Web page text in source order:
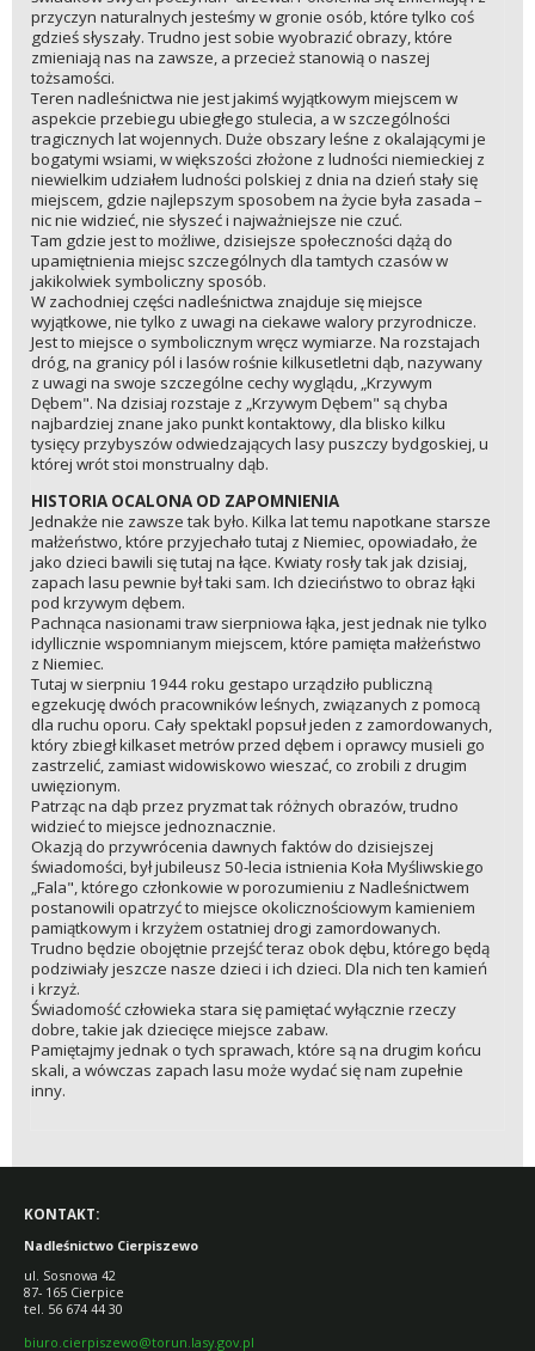
przyczyn naturalnych jesteśmy w gronie osób, które tylko coś
gdzieś słyszały. Trudno jest sobie wyobrazić obrazy, które
zmieniają nas na zawsze, a przecież stanowią o naszej
tożsamości.
Teren nadleśnictwa nie jest jakimś wyjątkowym miejscem w
aspekcie przebiegu ubiegłego stulecia, a w szczególności
tragicznych lat wojennych. Duże obszary leśne z okalającymi je
bogatymi wsiami, w większości złożone z ludności niemieckiej z
niewielkim udziałem ludności polskiej z dnia na dzień stały się
miejscem, gdzie najlepszym sposobem na życie była zasada –
nic nie widzieć, nie słyszeć i najważniejsze nie czuć.
Tam gdzie jest to możliwe, dzisiejsze społeczności dążą do
upamiętnienia miejsc szczególnych dla tamtych czasów w
jakikolwiek symboliczny sposób.
W zachodniej części nadleśnictwa znajduje się miejsce
wyjątkowe, nie tylko z uwagi na ciekawe walory przyrodnicze.
Jest to miejsce o symbolicznym wręcz wymiarze. Na rozstajach
dróg, na granicy pól i lasów rośnie kilkusetletni dąb, nazywany
z uwagi na swoje szczególne cechy wyglądu, „Krzywym
Dębem". Na dzisiaj rozstaje z „Krzywym Dębem" są chyba
najbardziej znane jako punkt kontaktowy, dla blisko kilku
tysięcy przybyszów odwiedzających lasy puszczy bydgoskiej, u
której wrót stoi monstrualny dąb.
HISTORIA OCALONA OD ZAPOMNIENIA
Jednakże nie zawsze tak było. Kilka lat temu napotkane starsze
małżeństwo, które przyjechało tutaj z Niemiec, opowiadało, że
jako dzieci bawili się tutaj na łące. Kwiaty rosły tak jak dzisiaj,
zapach lasu pewnie był taki sam. Ich dzieciństwo to obraz łąki
pod krzywym dębem.
Pachnąca nasionami traw sierpniowa łąka, jest jednak nie tylko
idyllicznie wspomnianym miejscem, które pamięta małżeństwo
z Niemiec.
Tutaj w sierpniu 1944 roku gestapo urządziło publiczną
egzekucję dwóch pracowników leśnych, związanych z pomocą
dla ruchu oporu. Cały spektakl popsuł jeden z zamordowanych,
który zbiegł kilkaset metrów przed dębem i oprawcy musieli go
zastrzelić, zamiast widowiskowo wieszać, co zrobili z drugim
uwięzionym.
Patrząc na dąb przez pryzmat tak różnych obrazów, trudno
widzieć to miejsce jednoznacznie.
Okazją do przywrócenia dawnych faktów do dzisiejszej
świadomości, był jubileusz 50-lecia istnienia Koła Myśliwskiego
„Fala", którego członkowie w porozumieniu z Nadleśnictwem
postanowili opatrzyć to miejsce okolicznościowym kamieniem
pamiątkowym i krzyżem ostatniej drogi zamordowanych.
Trudno będzie obojętnie przejść teraz obok dębu, którego będą
podziwiały jeszcze nasze dzieci i ich dzieci. Dla nich ten kamień
i krzyż.
Świadomość człowieka stara się pamiętać wyłącznie rzeczy
dobre, takie jak dziecięce miejsce zabaw.
Pamiętajmy jednak o tych sprawach, które są na drugim końcu
skali, a wówczas zapach lasu może wydać się nam zupełnie
inny.
KONTAKT:
Nadleśnictwo Cierpiszewo
ul. Sosnowa 42
87- 165 Cierpice
tel. 56 674 44 30
biuro.cierpiszewo@torun.lasy.gov.pl